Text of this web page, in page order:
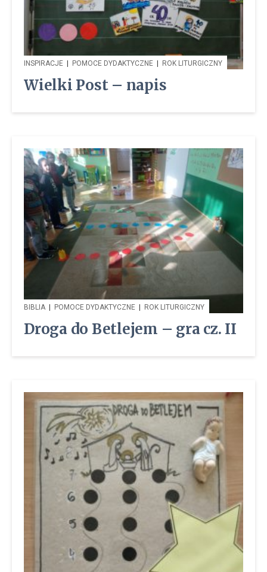
INSPIRACJE | POMOCE DYDAKTYCZNE | ROK LITURGICZNY
Wielki Post – napis
BIBLIA | POMOCE DYDAKTYCZNE | ROK LITURGICZNY
Droga do Betlejem – gra cz. II